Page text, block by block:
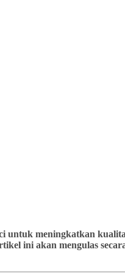
untuk meningkatkan
ini akan mengulas